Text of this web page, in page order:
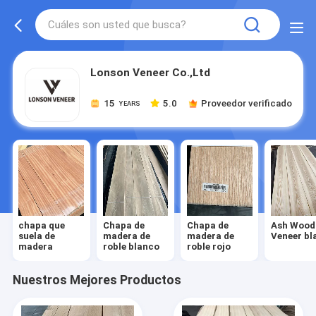
Lonson Veneer Co.,Ltd
15 YEARS 5.0 Proveedor verificado
chapa que
suela de
madera
Chapa de
madera de
roble blanco
Chapa de
madera de
roble rojo
Ash Wood
Veneer
Nuestros Mejores Productos